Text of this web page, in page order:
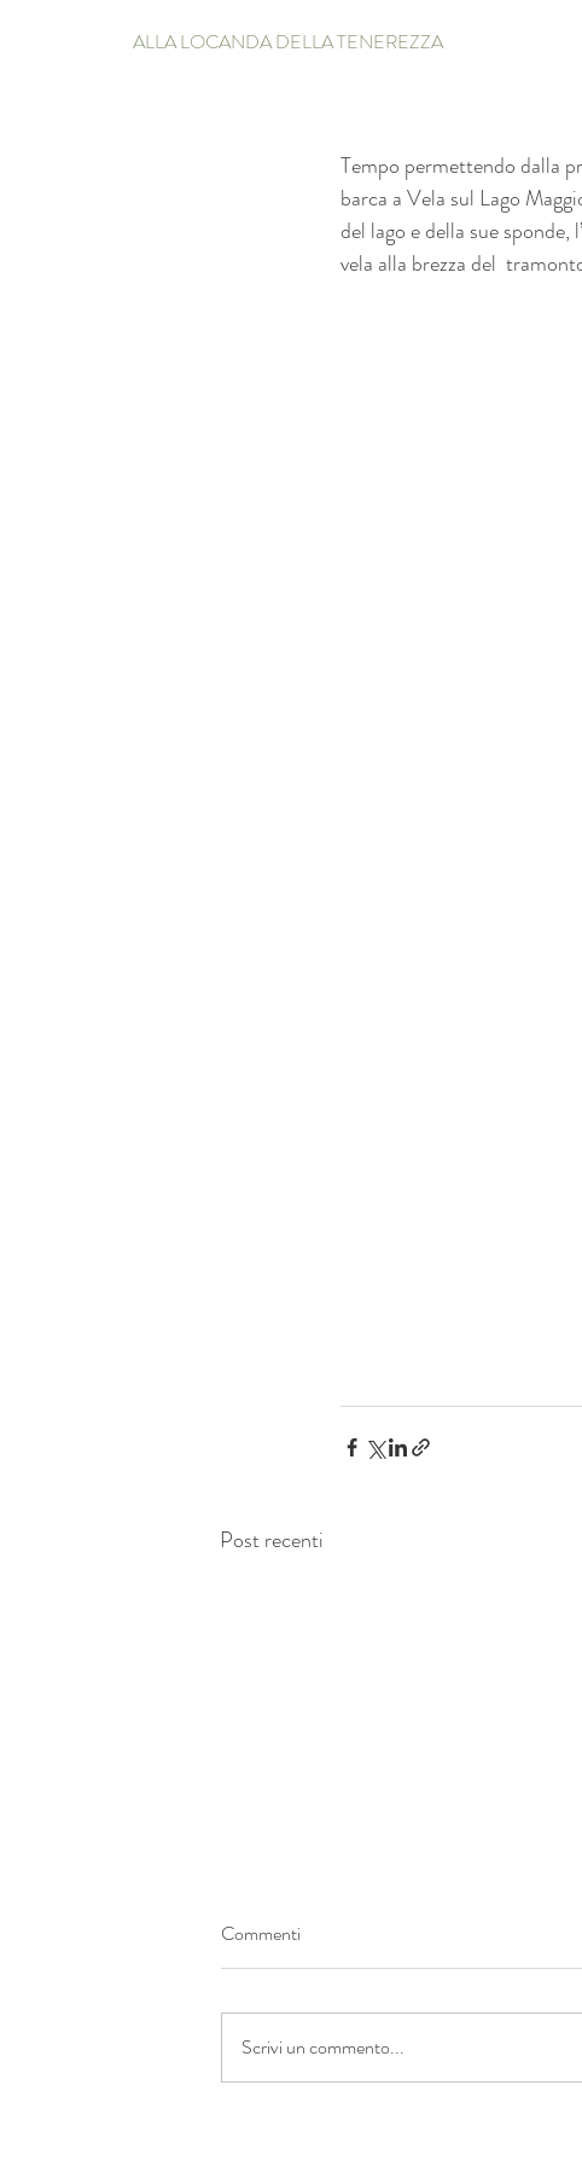
ALLA LOCANDA DELLA TENEREZZA
Tempo permettendo dalla
barca a Vela sul Lago
del lago e della sue sponde,
vela alla brezza del
Post recenti
Orto rigenerativo
Commenti
Scrivi un commento...